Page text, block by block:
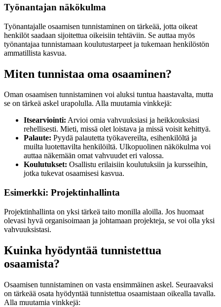
Työnantajan näkökulma
Työnantajalle osaamisen tunnistaminen on tärkeää, jotta oikeat
henkilöt saadaan sijoitettua oikeisiin tehtäviin. Se auttaa myös
työnantajaa tunnistamaan koulutustarpeet ja tukemaan henkilöstön
ammatillista kasvua.
Miten tunnistaa oma osaaminen?
Oman osaamisen tunnistaminen voi aluksi tuntua haastavalta, mutta
se on tärkeä askel urapolulla. Alla muutamia vinkkejä:
Itsearviointi: Arvioi omia vahvuuksiasi ja heikkouksiasi
rehellisesti. Mieti, missä olet loistava ja missä voisit kehittyä.
Palaute: Pyydä palautetta työkavereilta, esihenkilöltä ja
muilta luotettavilta henkilöiltä. Ulkopuolinen näkökulma voi
auttaa näkemään omat vahvuudet eri valossa.
Koulutukset: Osallistu erilaisiin koulutuksiin ja kursseihin,
jotka tukevat osaamisesi kasvua.
Esimerkki: Projektinhallinta
Projektinhallinta on yksi tärkeä taito monilla aloilla. Jos huomaat
olevasi hyvä organisoimaan ja johtamaan projekteja, se voi olla yksi
vahvuuksistasi.
Kuinka hyödyntää tunnistettua
osaamista?
Osaamisen tunnistaminen on vasta ensimmäinen askel. Seuraavaksi
on tärkeää osata hyödyntää tunnistettua osaamistaan oikealla tavalla.
Alla muutamia vinkkejä: